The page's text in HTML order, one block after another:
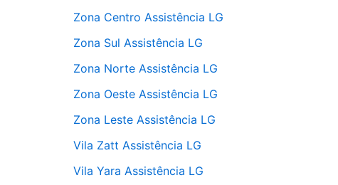
Zona Centro Assistência LG
Zona Sul Assistência LG
Zona Norte Assistência LG
Zona Oeste Assistência LG
Zona Leste Assistência LG
Vila Zatt Assistência LG
Vila Yara Assistência LG